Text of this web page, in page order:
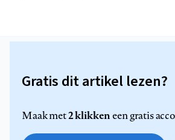
Gratis dit artikel lezen?
Maak met2 klikkeneen gratis